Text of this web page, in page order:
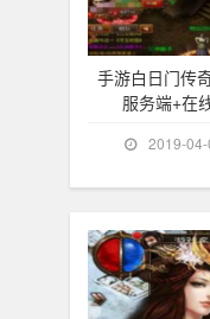
手游白日门传
服务端+在
2019-